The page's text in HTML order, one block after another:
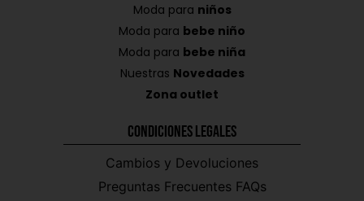
Moda para niños
Moda para bebe niño
Moda para bebe niña
Nuestras Novedades
Zona outlet
Condiciones Legales
Cambios y Devoluciones
Preguntas Frecuentes FAQs